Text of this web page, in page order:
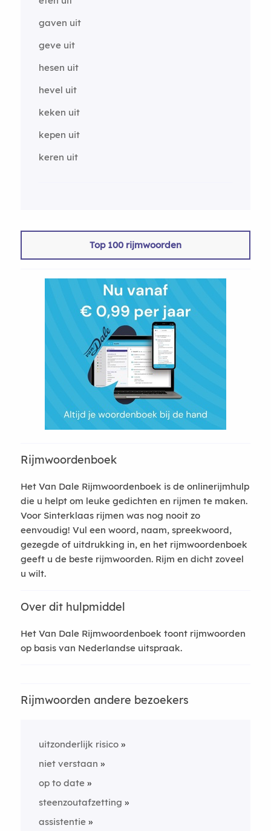
gaven uit
geve uit
hesen uit
hevel uit
keken uit
kepen uit
keren uit
Top 100 rijmwoorden
Rijmwoordenboek
Het Van Dale Rijmwoordenboek is de onlinerijmhulp
die u helpt om leuke gedichten en rijmen te maken.
Voor Sinterklaas rijmen was nog nooit zo
eenvoudig! Vul een woord, naam, spreekwoord,
gezegde of uitdrukking in, en het rijmwoordenboek
geeft u de beste rijmwoorden. Rijm en dicht zoveel
u wilt.
Over dit hulpmiddel
Het Van Dale Rijmwoordenboek toont rijmwoorden
op basis van Nederlandse uitspraak.
Rijmwoorden andere bezoekers
uitzonderlijk risico
niet verstaan
op to date
steenzoutafzetting
assistentie